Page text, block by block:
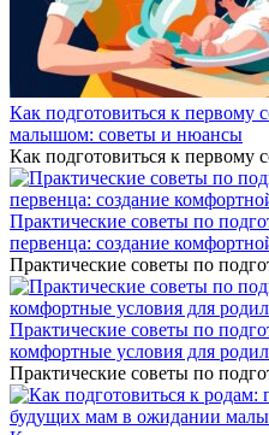
Как подготовиться к первому
малышом: советы и нюансы
Как подготовиться к первому
Практические советы по
первенца: создание
Практические советы по
Практические советы по
комфортные условия для
Практические советы по